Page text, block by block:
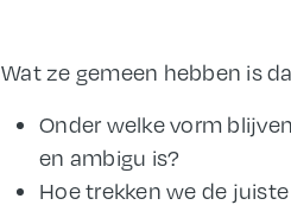
Wat ze gemeen hebben is
Onder welke vorm
en ambigu is?
Hoe trekken we de